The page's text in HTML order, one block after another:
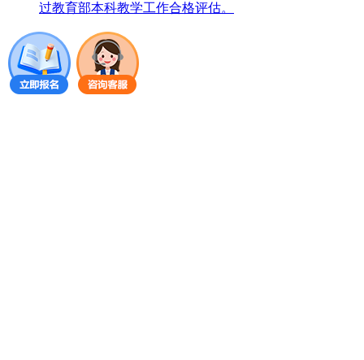
过教育部本科教学工作合格评估。